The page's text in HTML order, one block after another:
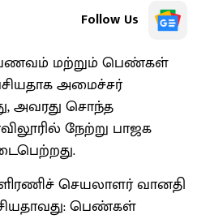
Follow Us
மற்றும் பெண்கள்
அமைச்சர்
அவரது சொந்த
நேற்று பாஜக
செயலாளர் வானதி
பெண்கள்